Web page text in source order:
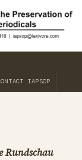
IAPSOP
Rundschau